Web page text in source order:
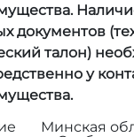
документов
талон)
у
Минская